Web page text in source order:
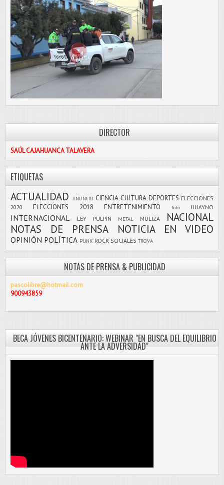
DIRECTOR
SAÚL CAJAHUANCA TALAVERA
ETIQUETAS
ACTUALIDAD ANUNCIO CIENCIA CULTURA DEPORTES ELECCIONES
2020
ELECCIONES 2018 ENTRETENIMIENTO foto HUAYNO
INTERNACIONAL LEY PULPÍN METAL MULIZA
NACIONAL
NOTAS DE PRENSA
NOTICIA EN VIDEO
OPINIÓN POLÍTICA PUNK ROCK SOCIALES TROVA
NOTAS DE PRENSA & PUBLICIDAD
pascolibre@hotmail.com
900943859
BECA JÓVENES BICENTENARIO: WEBINAR "EN BUSCA DEL EQUILIBRIO
ANTE LA ADVERSIDAD"